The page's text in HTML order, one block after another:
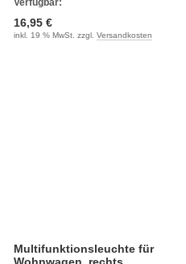
Verfügbar:
16,95 €
inkl. 19 % MwSt. zzgl. Versandkosten
Multifunktionsleuchte für